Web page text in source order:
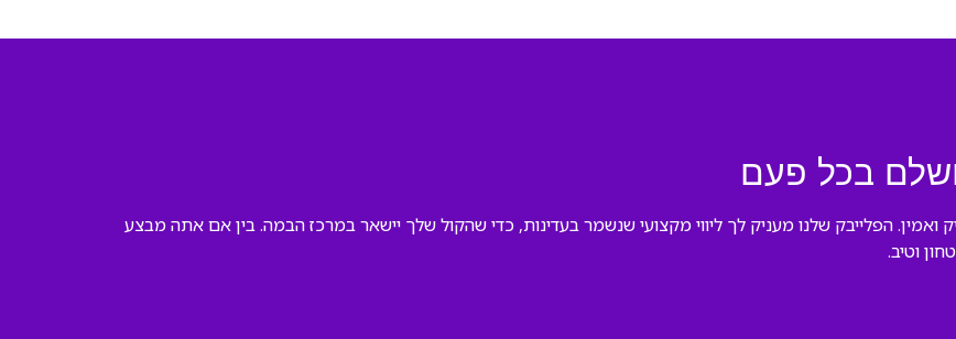
בכל פעם
ואמין. הפלייבק שלנו מעניק לך ליווי מקצועי שנשמר בעדינות, כדי שהקול שלך יישאר במרכז הבמה. בין אם אתה מבצע
וטיב.